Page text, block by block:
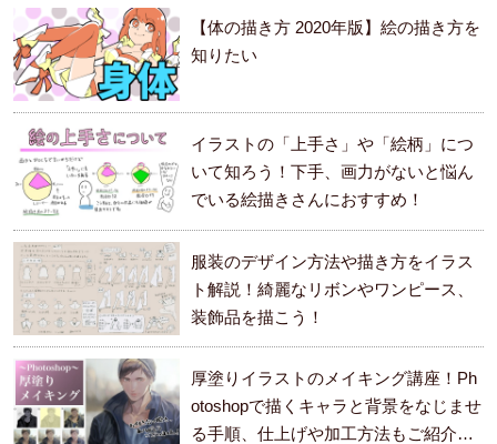
【体の描き方 2020年版】絵の描き方を
知りたい
イラストの「上手さ」や「絵柄」につ
いて知ろう！下手、画力がないと悩ん
でいる絵描きさんにおすすめ！
服装のデザイン方法や描き方をイラス
ト解説！綺麗なリボンやワンピース、
装飾品を描こう！
厚塗りイラストのメイキング講座！Ph
otoshopで描くキャラと背景をなじませ
る手順、仕上げや加工方法もご紹介し